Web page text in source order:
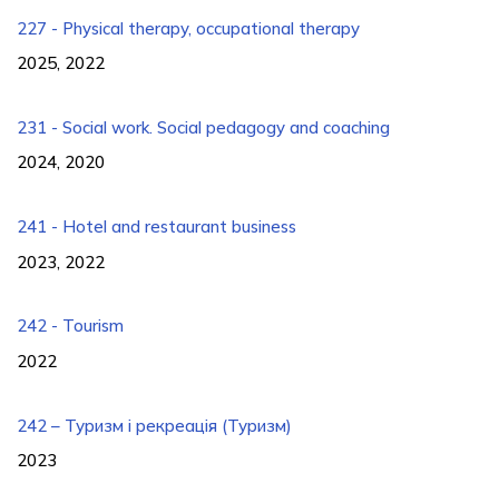
227 - Physical therapy, occupational therapy
2025, 2022
231 - Social work. Social pedagogy and coaching
2024, 2020
241 - Hotel and restaurant business
2023, 2022
242 - Tourism
2022
242 – Туризм і рекреація (Туризм)
2023